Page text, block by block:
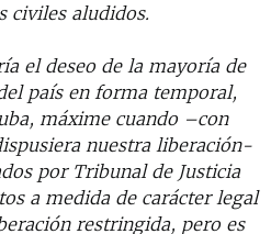
civiles aludidos.
el deseo de la mayoría de
país en forma temporal,
máxime cuando –con
nuestra liberación-
por Tribunal de Justicia
a medida de carácter legal
restringida, pero es